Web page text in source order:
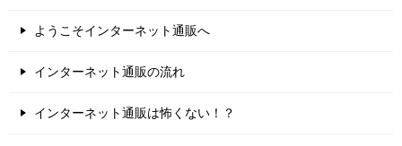
ようこそインターネット通販へ
インターネット通販の流れ
インターネット通販は怖くない！？